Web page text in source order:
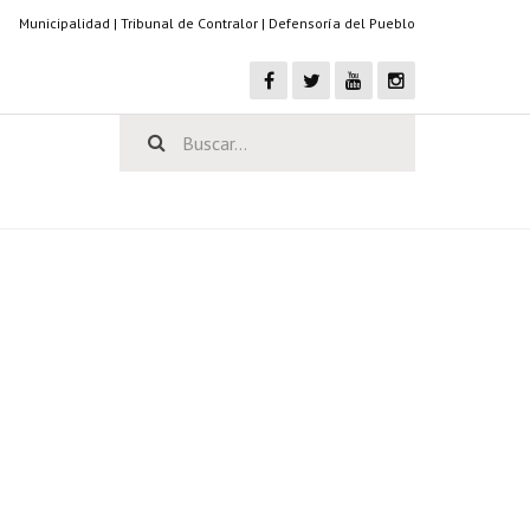
Municipalidad | Tribunal de Contralor | Defensoría del Pueblo